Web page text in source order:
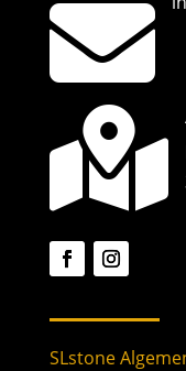


SLstone